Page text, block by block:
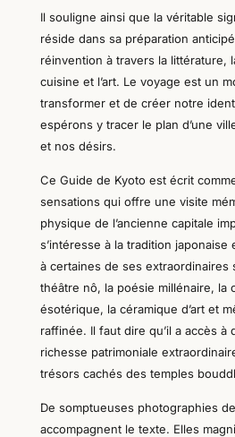
Il souligne ainsi que la véritable
réside dans sa préparation
réinvention à travers la littérature,
cuisine et l’art. Le voyage est un
transformer et de créer notre
espérons y tracer le plan d’une
et nos désirs.
Ce Guide de Kyoto est écrit
sensationsqui offre une visite
physique de l’ancienne capitale
s’intéresse à la tradition
à certaines de ses extraordinaires
théâtre nô, la poésie millénaire, la
ésotérique, la céramique d’art et
raffinée. Il faut dire qu’il a accès à
richesse patrimoniale
trésors cachés des temples
De somptueuses photographies de
accompagnent le texte. Elles